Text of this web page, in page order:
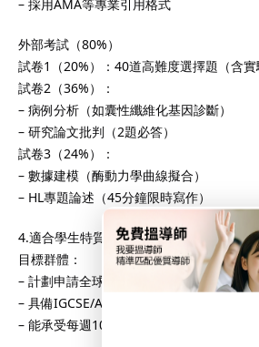
出的重要方式。由於
到瓶頸。透過專業的
針對個別學生弱項提供
應試技巧、提升理解能
無論是數學、中文、英
目，DSE補習
均能提供
習方案。透過系統化的
有效鞏固基礎、掌握重
DSE補
級甚至5**的關鍵一步，
的重要保障。
– 採用AMA等專業引用格式
外部考試（80%）
試卷1（20%）：40道高難度選擇題（含實
試卷2（36%）：
– 病例分析（如囊性纖維化基因診斷）
– 研究論文批判（2題必答）
試卷3（24%）：
– 數據建模（酶動力學曲線擬合）
– HL專題論述（45分鐘限時寫作）
4.適合學生特質
目標群體：
– 計劃申請全球TOP50生命科學院校
– 具備IGCSE/AP生物學基礎
– 能承受每週10-12小時課業量